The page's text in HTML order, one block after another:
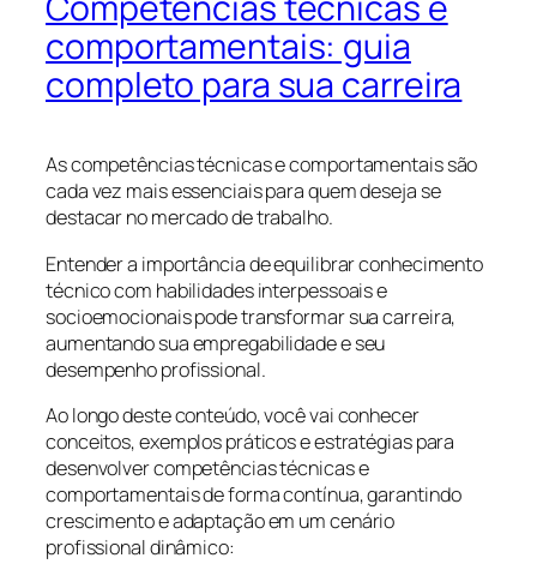
comportamentais: guia
completo para sua carreira
As competências técnicas e comportamentais são
cada vez mais essenciais para quem deseja se
destacar no mercado de trabalho.
Entender a importância de equilibrar conhecimento
técnico com habilidades interpessoais e
socioemocionais pode transformar sua carreira,
aumentando sua empregabilidade e seu
desempenho profissional.
Ao longo deste conteúdo, você vai conhecer
conceitos, exemplos práticos e estratégias para
desenvolver competências técnicas e
comportamentais de forma contínua, garantindo
crescimento e adaptação em um cenário
profissional dinâmico: